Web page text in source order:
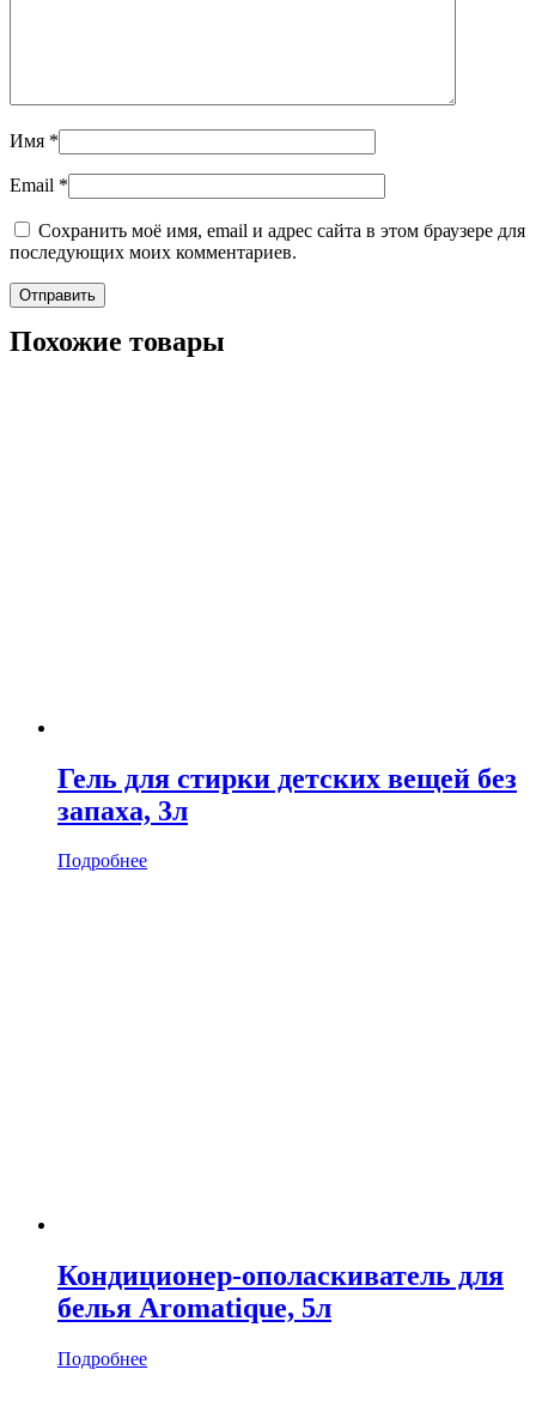
Имя *
Email *
Сохранить моё имя, email и адрес сайта в этом браузере для
последующих моих комментариев.
Похожие товары
Гель для стирки детских вещей без
запаха, 3л
Подробнее
Кондиционер-ополаскиватель для
белья Aromatique, 5л
Подробнее